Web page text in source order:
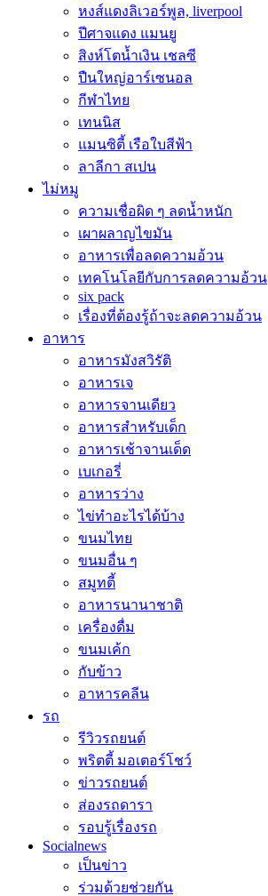
หงส์แดงลิเวอร์พูล, liverpool
ปีศาจแดง แมนยู
สิงห์โตน้ำเงิน เชลซี
ปืนใหญ่อาร์เซนอล
กีฬาไทย
เทนนิส
แมนซิตี้ เรือใบสีฟ้า
ลาลีกา สเปน
ไม่หมู
ความเชื่อผิด ๆ ลดน้ำหนัก
เผาผลาญไขมัน
อาหารเพื่อลดความอ้วน
เทคโนโลยีกับการลดความอ้วน
six pack
เรื่องที่ต้องรู้ถ้าจะลดความอ้วน
อาหาร
อาหารมังสวิรัติ
อาหารเจ
อาหารจานเดียว
อาหารสำหรับเด็ก
อาหารเช้าจานเด็ด
เบเกอรี่
อาหารว่าง
ไข่ทำอะไรได้บ้าง
ขนมไทย
ขนมอื่น ๆ
สมูทตี้
อาหารนานาชาติ
เครื่องดื่ม
ขนมเค้ก
กับข้าว
อาหารคลีน
รถ
รีวิวรถยนต์
พริตตี้ มอเตอร์โชว์
ข่าวรถยนต์
ส่องรถดารา
รอบรู้เรื่องรถ
Socialnews
เป็นข่าว
ร่วมด้วยช่วยกัน